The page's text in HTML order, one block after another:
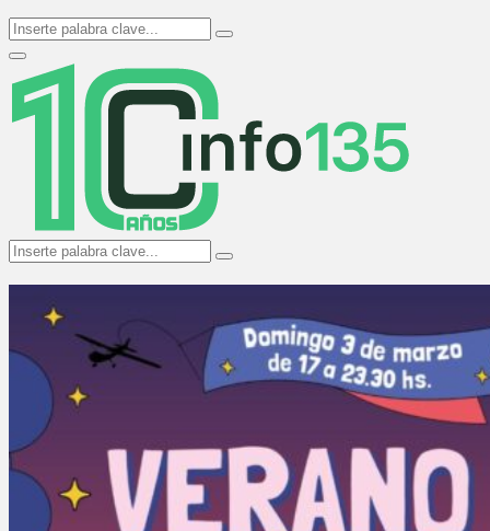
Search
for:
Search
Primary
Menu
Search
for:
Search